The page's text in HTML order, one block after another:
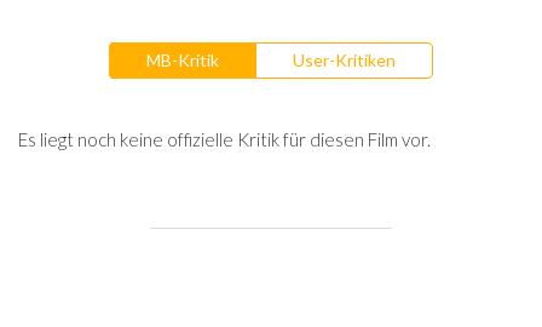
MB-Kritik User-Kritiken
Es liegt noch keine offizielle Kritik für diesen Film vor.